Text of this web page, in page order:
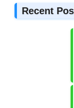
Recent